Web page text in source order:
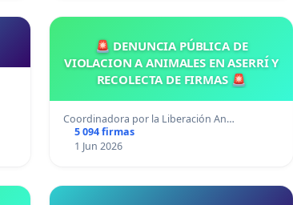
🚨 DENUNCIA PÚBLICA DE
VIOLACION A ANIMALES EN ASERRÍ Y
RECOLECTA DE FIRMAS 🚨
Coordinadora por la Liberación An…
5 094 firmas
1 Jun 2026